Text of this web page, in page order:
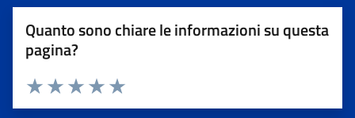
Quanto sono chiare le informazioni su questa
pagina?
Valuta 5 stelle su 5
Valuta 4 stelle su 5
Valuta 3 stelle su 5
Valuta 2 stelle su 5
Valuta 1 stelle su 5